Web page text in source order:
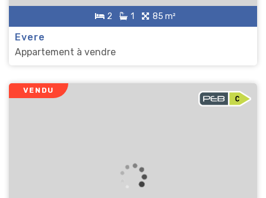
2 1 85 m²
Evere
Appartement à vendre
VENDU